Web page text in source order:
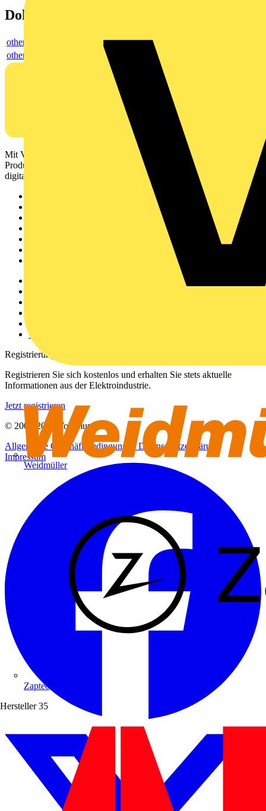
Weidmüller
Zaptec
Hersteller 35
Dokumente
others
others
Mit Voltimum erhalten Elektrofachkräfte Zugang zu Branchennews,
Produktinformationen, Schulungen und Tools – alles auf einer
digitalen Plattform und Community.
voltimum.com
Registrierung
Registrieren Sie sich kostenlos und erhalten Sie stets aktuelle
Informationen aus der Elektroindustrie.
Jetzt registrieren
© 2002-
2026
Voltimum
Allgemeine GeschäftsbedingungenDatenschutzerklärung
Impressum